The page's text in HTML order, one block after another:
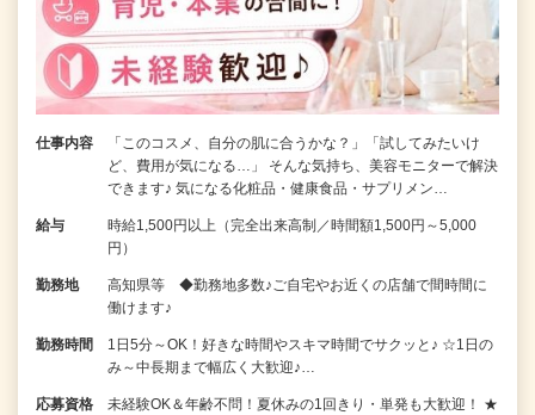
仕事内容
「このコスメ、自分の肌に合うかな？」「試してみたいけ
ど、費用が気になる…」 そんな気持ち、美容モニターで解決
できます♪ 気になる化粧品・健康食品・サプリメン…
給与
時給1,500円以上（完全出来高制／時間額1,500円～5,000
円）
勤務地
高知県等 ◆勤務地多数♪ご自宅やお近くの店舗で間時間に
働けます♪
勤務時間
1日5分～OK！好きな時間やスキマ時間でサクッと♪ ☆1日の
み～中長期まで幅広く大歓迎♪…
応募資格
未経験OK＆年齢不問！夏休みの1回きり・単発も大歓迎！ ★